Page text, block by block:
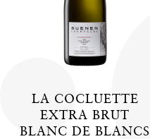
LA COCLUETTE
EXTRA BRUT
BLANC DE BLANCS